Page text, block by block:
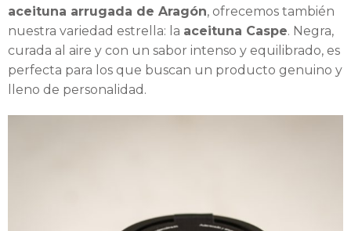
aceituna arrugada de Aragón, ofrecemos también
nuestra variedad estrella: la aceituna Caspe. Negra,
curada al aire y con un sabor intenso y equilibrado, es
perfecta para los que buscan un producto genuino y
lleno de personalidad.